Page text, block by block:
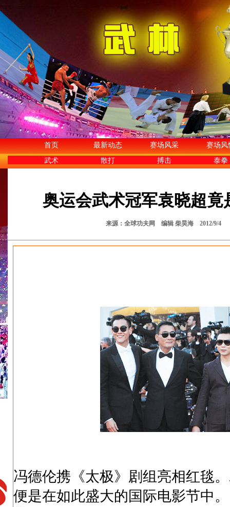
首页 最新动态 赛场风采
赛场风
武术
散打 搏击 泰拳
奥运会武术冠军袁晓超竟
来源：全球功夫网 编辑 柴昊海 2012/9/4
冯德伦携《太极》剧组亮相红毯
便是在如此盛大的国际电影节中